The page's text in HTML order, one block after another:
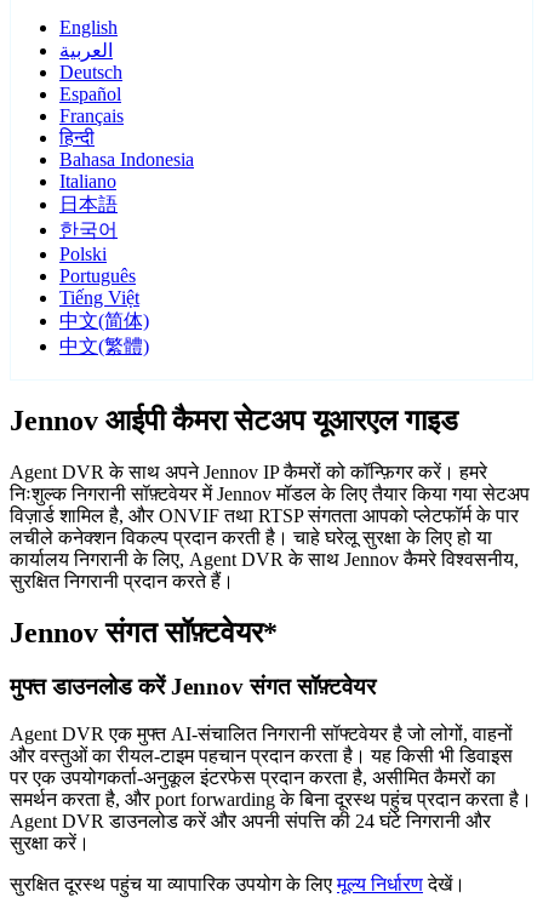
English
العربية
Deutsch
Español
Français
हिन्दी
Bahasa Indonesia
Italiano
日本語
한국어
Polski
Português
Tiếng Việt
中文(简体)
中文(繁體)
Jennov आईपी कैमरा सेटअप यूआरएल गाइड
Agent DVR के साथ अपने Jennov IP कैमरों को कॉन्फ़िगर करें। हमरे
निःशुल्क निगरानी सॉफ़्टवेयर में Jennov मॉडल के लिए तैयार किया गया सेटअप
विज़ार्ड शामिल है, और ONVIF तथा RTSP संगतता आपको प्लेटफॉर्म के पार
लचीले कनेक्शन विकल्प प्रदान करती है। चाहे घरेलू सुरक्षा के लिए हो या
कार्यालय निगरानी के लिए, Agent DVR के साथ Jennov कैमरे विश्वसनीय,
सुरक्षित निगरानी प्रदान करते हैं।
Jennov संगत सॉफ़्टवेयर*
मुफ्त डाउनलोड करें Jennov संगत सॉफ़्टवेयर
Agent DVR एक मुफ्त AI-संचालित निगरानी सॉफ्टवेयर है जो लोगों, वाहनों
और वस्तुओं का रीयल-टाइम पहचान प्रदान करता है। यह किसी भी डिवाइस
पर एक उपयोगकर्ता-अनुकूल इंटरफेस प्रदान करता है, असीमित कैमरों का
समर्थन करता है, और port forwarding के बिना दूरस्थ पहुंच प्रदान करता है।
Agent DVR डाउनलोड करें और अपनी संपत्ति की 24 घंटे निगरानी और
सुरक्षा करें।
सुरक्षित दूरस्थ पहुंच या व्यापारिक उपयोग के लिएमूल्य निर्धारणदेखें।